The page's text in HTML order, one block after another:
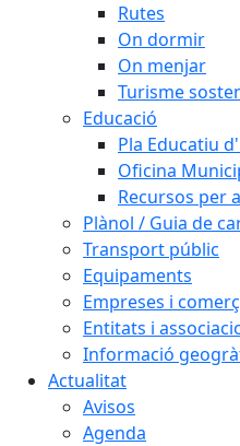
Rutes
On dormir
On menjar
Turisme
Educació
Pla Educatiu
Oficina
Recursos per
Plànol / Guia de
Transport públic
Equipaments
Empreses i
Entitats i
Informació
Actualitat
Avisos
Agenda